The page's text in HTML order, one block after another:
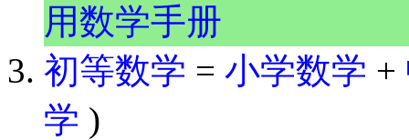
用数学手册
初等数学 = 小学数学 +
学 )